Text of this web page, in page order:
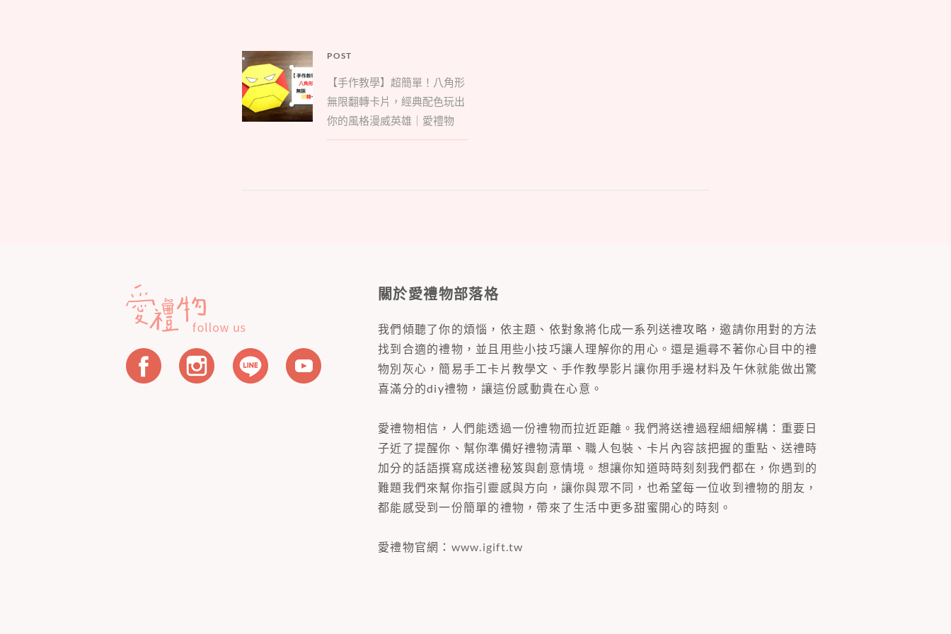
文
章
導
覽
POST
Parent
post:
【手作教學】超簡單！八角形
無限翻轉卡片，經典配色玩出
你的風格漫威英雄｜愛禮物
關於愛禮物部落格
我們傾聽了你的煩惱，依主題、依對象將化成一系列送禮攻略，邀請你用對的方法
找到合適的禮物，並且用些小技巧讓人理解你的用心。還是遍尋不著你心目中的禮
物別灰心，簡易手工卡片教學文、手作教學影片讓你用手邊材料及午休就能做出驚
喜滿分的diy禮物，讓這份感動貴在心意。
愛禮物相信，人們能透過一份禮物而拉近距離。我們將送禮過程細細解構：重要日
子近了提醒你、幫你準備好禮物清單、職人包裝、卡片內容該把握的重點、送禮時
加分的話語撰寫成送禮秘笈與創意情境。想讓你知道時時刻刻我們都在，你遇到的
難題我們來幫你指引靈感與方向，讓你與眾不同，也希望每一位收到禮物的朋友，
都能感受到一份簡單的禮物，帶來了生活中更多甜蜜開心的時刻。
愛禮物官網： www.igift.tw